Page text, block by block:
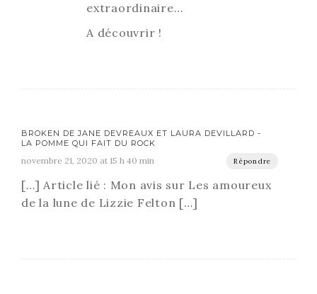
extraordinaire…
A découvrir !
BROKEN DE JANE DEVREAUX ET LAURA DEVILLARD -
LA POMME QUI FAIT DU ROCK
novembre 21, 2020 at 15 h 40 min Répondre
[…] Article lié : Mon avis sur Les amoureux
de la lune de Lizzie Felton […]